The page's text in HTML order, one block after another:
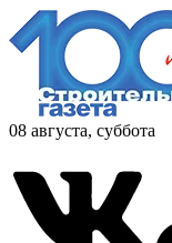
08 августа, суббота